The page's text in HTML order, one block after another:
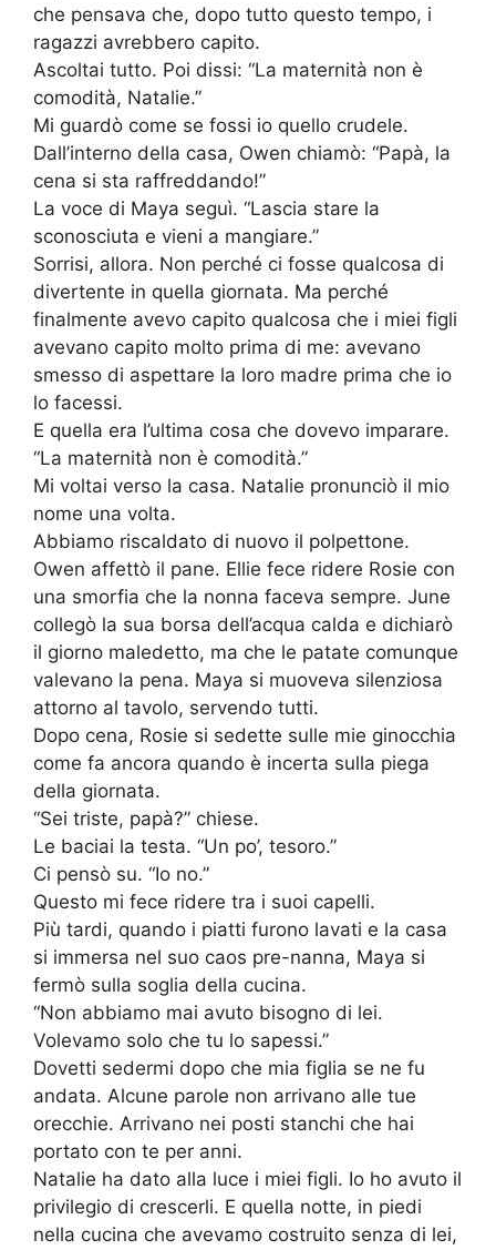
che pensava che, dopo tutto questo tempo, i
ragazzi avrebbero capito.
Ascoltai tutto. Poi dissi: “La maternità non è
comodità, Natalie.”
Mi guardò come se fossi io quello crudele.
Dall’interno della casa, Owen chiamò: “Papà, la
cena si sta raffreddando!”
La voce di Maya seguì. “Lascia stare la
sconosciuta e vieni a mangiare.”
Sorrisi, allora. Non perché ci fosse qualcosa di
divertente in quella giornata. Ma perché
finalmente avevo capito qualcosa che i miei figli
avevano capito molto prima di me: avevano
smesso di aspettare la loro madre prima che io
lo facessi.
E quella era l’ultima cosa che dovevo imparare.
“La maternità non è comodità.”
Mi voltai verso la casa. Natalie pronunciò il mio
nome una volta.
Abbiamo riscaldato di nuovo il polpettone.
Owen affettò il pane. Ellie fece ridere Rosie con
una smorfia che la nonna faceva sempre. June
collegò la sua borsa dell’acqua calda e dichiarò
il giorno maledetto, ma che le patate comunque
valevano la pena. Maya si muoveva silenziosa
attorno al tavolo, servendo tutti.
Dopo cena, Rosie si sedette sulle mie ginocchia
come fa ancora quando è incerta sulla piega
della giornata.
“Sei triste, papà?” chiese.
Le baciai la testa. “Un po’, tesoro.”
Ci pensò su. “Io no.”
Questo mi fece ridere tra i suoi capelli.
Più tardi, quando i piatti furono lavati e la casa
si immersa nel suo caos pre-nanna, Maya si
fermò sulla soglia della cucina.
“Non abbiamo mai avuto bisogno di lei.
Volevamo solo che tu lo sapessi.”
Dovetti sedermi dopo che mia figlia se ne fu
andata. Alcune parole non arrivano alle tue
orecchie. Arrivano nei posti stanchi che hai
portato con te per anni.
Natalie ha dato alla luce i miei figli. Io ho avuto il
privilegio di crescerli. E quella notte, in piedi
nella cucina che avevamo costruito senza di lei,